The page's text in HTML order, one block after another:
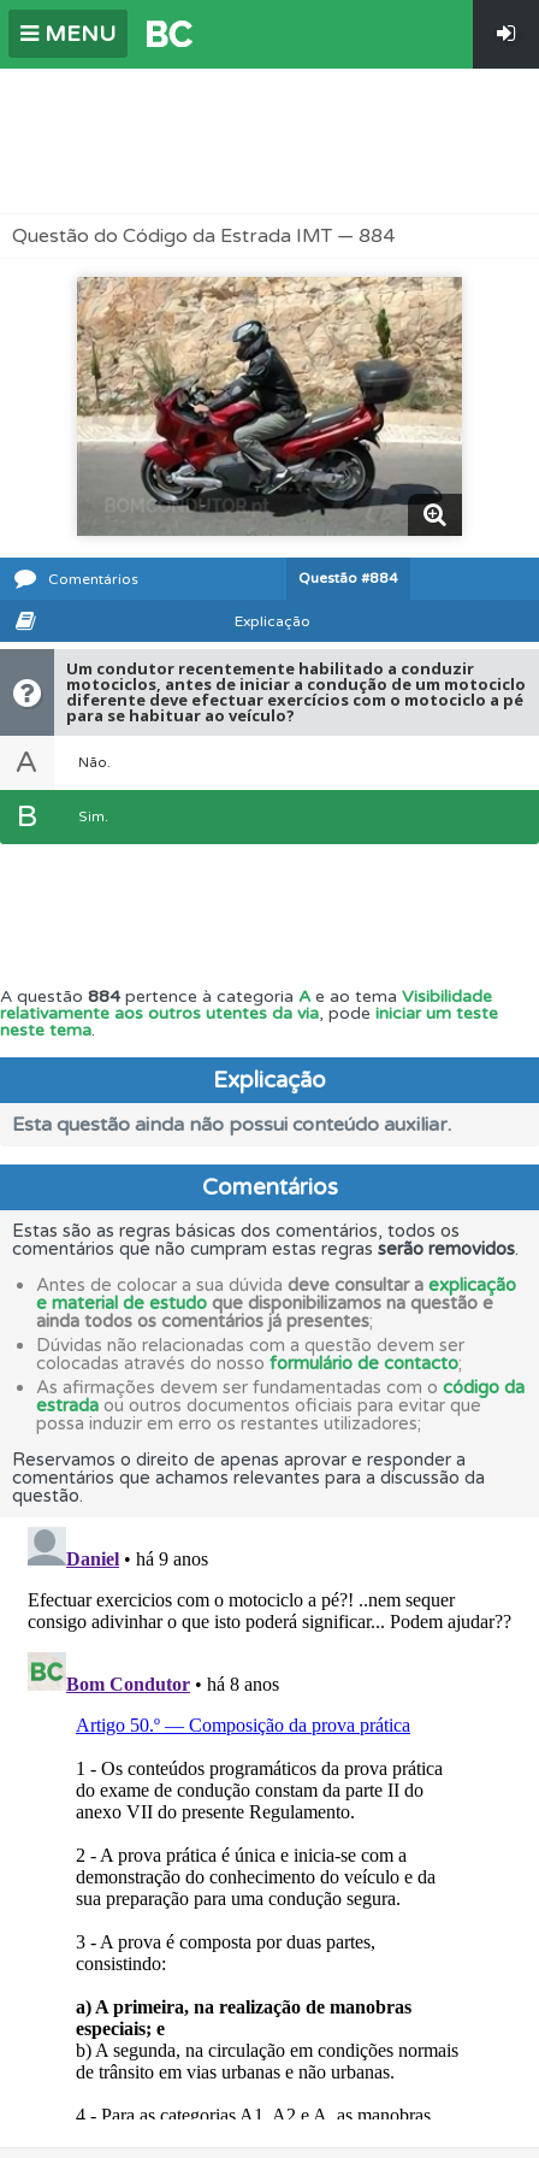
MENU
Questão do Código da Estrada IMT — 884
Comentários Questão #884
Explicação
Um condutor recentemente habilitado a conduzir
motociclos, antes de iniciar a condução de um motociclo
diferente deve efectuar exercícios com o motociclo a pé
para se habituar ao veículo?
A Não.
B Sim.
A questão 884pertence à categoria Ae ao tema Visibilidade
relativamente aos outros utentes da via, pode iniciar um teste
neste tema.
Explicação
Esta questão ainda não possui conteúdo auxiliar.
Comentários
Estas são as regras básicas dos comentários, todos os
comentários que não cumpram estas regras serão removidos.
Antes de colocar a sua dúvida deve consultar a explicação
e material de estudo que disponibilizamos na questão e
ainda todos os comentários já presentes;
Dúvidas não relacionadas com a questão devem ser
colocadas através do nosso formulário de contacto;
As afirmações devem ser fundamentadas com o código da
estrada ou outros documentos oficiais para evitar que
possa induzir em erro os restantes utilizadores;
Reservamos o direito de apenas aprovar e responder a
comentários que achamos relevantes para a discussão da
questão.